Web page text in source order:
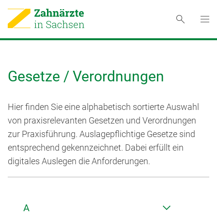
Gesetze / Verordnungen
Hier finden Sie eine alphabetisch sortierte Auswahl
von praxisrelevanten Gesetzen und Verordnungen
zur Praxisführung. Auslagepflichtige Gesetze sind
entsprechend gekennzeichnet. Dabei erfüllt ein
digitales Auslegen die Anforderungen.
A